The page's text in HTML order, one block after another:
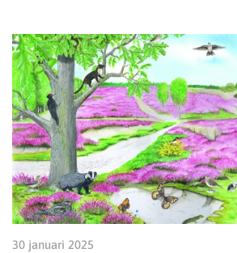
30 januari 2025